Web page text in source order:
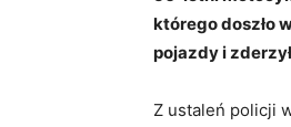
którego doszło
pojazdy i
Z ustaleń policji